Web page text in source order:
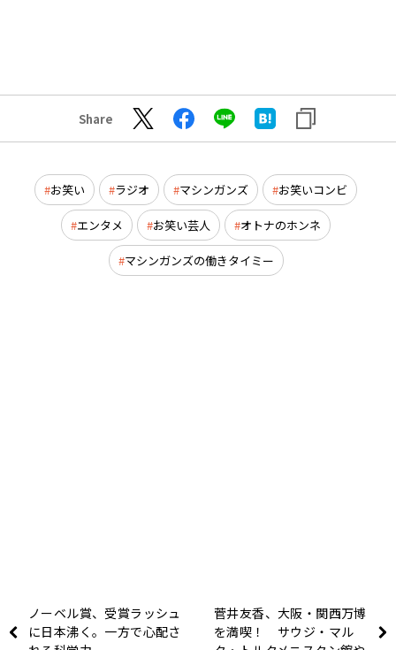
Share
お笑い ラジオ マシンガンズ お笑いコンビ
エンタメ お笑い芸人 オトナのホンネ
マシンガンズの働きタイミー
ノーベル賞、受賞ラッシュ
に日本沸く。一方で心配さ
菅井友香、大阪・関西万博
を満喫！ サウジ・マル